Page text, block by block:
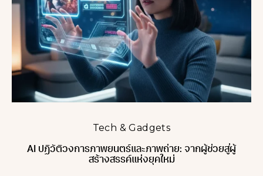
Tech & Gadgets
AI ปฏิวัติวงการภาพยนตร์และภาพถ่าย: จากผู้ช่วยสู่ผู้
สร้างสรรค์แห่งยุคใหม่